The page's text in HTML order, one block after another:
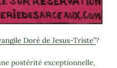
Doré de Jesus-Triste”?
postérité exceptionnelle,